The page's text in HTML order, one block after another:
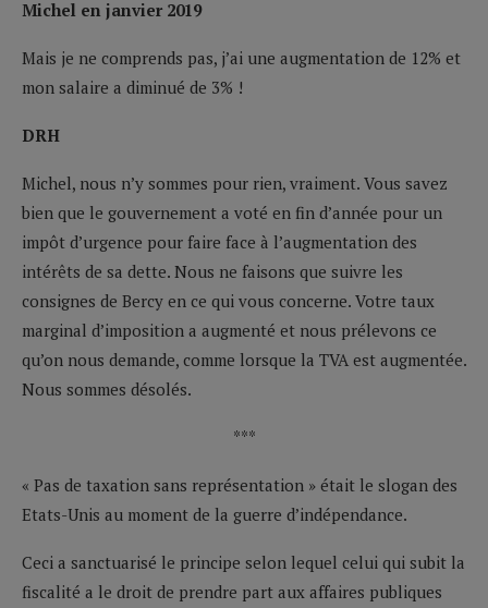
Michel en janvier 2019
Mais je ne comprends pas, j’ai une augmentation de 12% et
mon salaire a diminué de 3% !
DRH
Michel, nous n’y sommes pour rien, vraiment. Vous savez
bien que le gouvernement a voté en fin d’année pour un
impôt d’urgence pour faire face à l’augmentation des
intérêts de sa dette. Nous ne faisons que suivre les
consignes de Bercy en ce qui vous concerne. Votre taux
marginal d’imposition a augmenté et nous prélevons ce
qu’on nous demande, comme lorsque la TVA est augmentée.
Nous sommes désolés.
***
« Pas de taxation sans représentation » était le slogan des
Etats-Unis au moment de la guerre d’indépendance.
Ceci a sanctuarisé le principe selon lequel celui qui subit la
fiscalité a le droit de prendre part aux affaires publiques